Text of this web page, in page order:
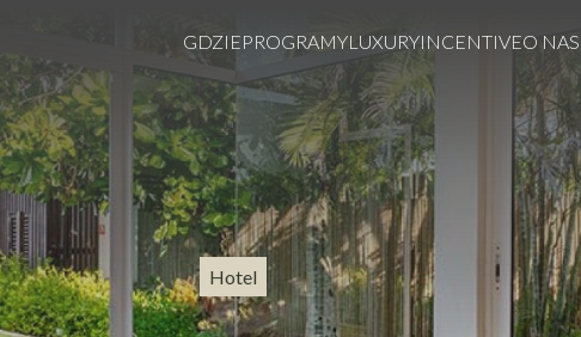
GDZIEPROGRAMYLUXURYINCENTIVEO NAS
Hotel